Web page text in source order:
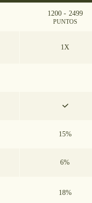
1200 - 2499
PUNTOS
1X
15%
6%
18%